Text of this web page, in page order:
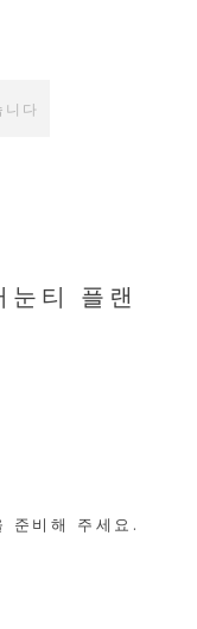
다
티 플랜
준비해 주세요.